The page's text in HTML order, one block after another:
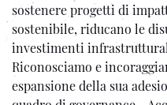
sostenere progetti di
sostenibile, riducano le
investimenti
Riconosciamo e
espansione della sua